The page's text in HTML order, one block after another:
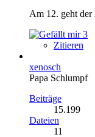
Am 12. geht der
3
Zitieren
xenosch
Papa Schlumpf
Beiträge
15.199
Dateien
11